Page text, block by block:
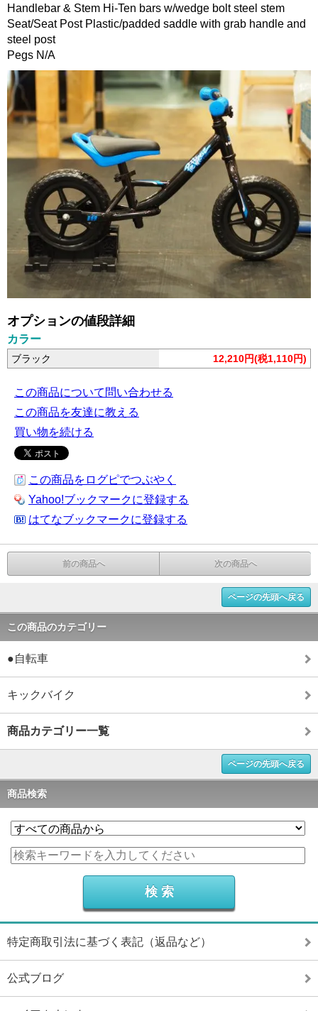
Handlebar & Stem Hi-Ten bars w/wedge bolt steel stem
Seat/Seat Post Plastic/padded saddle with grab handle and
steel post
Pegs N/A
オプションの値段詳細
カラー
ブラック 12,210円(税1,110円)
この商品について問い合わせる
この商品を友達に教える
買い物を続ける
この商品をログピでつぶやく
Yahoo!ブックマークに登録する
はてなブックマークに登録する
前の商品へ 次の商品へ
ページの先頭へ戻る
この商品のカテゴリー
●自転車
キックバイク
商品カテゴリー一覧
ページの先頭へ戻る
商品検索
特定商取引法に基づく表記（返品など）
公式ブログ